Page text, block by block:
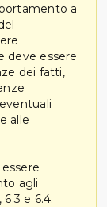
a
deve essere
dei fatti,
alle
agli
e 6.4.